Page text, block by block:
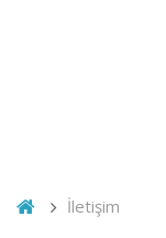
İletişim